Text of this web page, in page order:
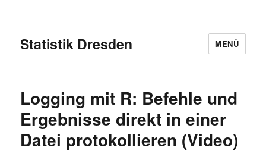
Statistik Dresden MENÜ
Logging mit R: Befehle und
Ergebnisse direkt in einer
Datei protokollieren (Video)